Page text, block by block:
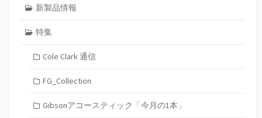
新製品情報
特集
Cole Clark 通信
FG_Collection
Gibsonアコースティック「今月の1本」